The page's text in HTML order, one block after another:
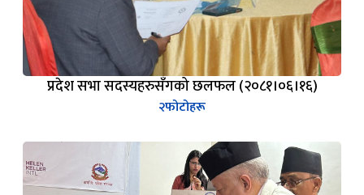
प्रदेश सभा सदस्यहरुसँगको छलफल (२०८१।०६।१६)
२फोटोहरू